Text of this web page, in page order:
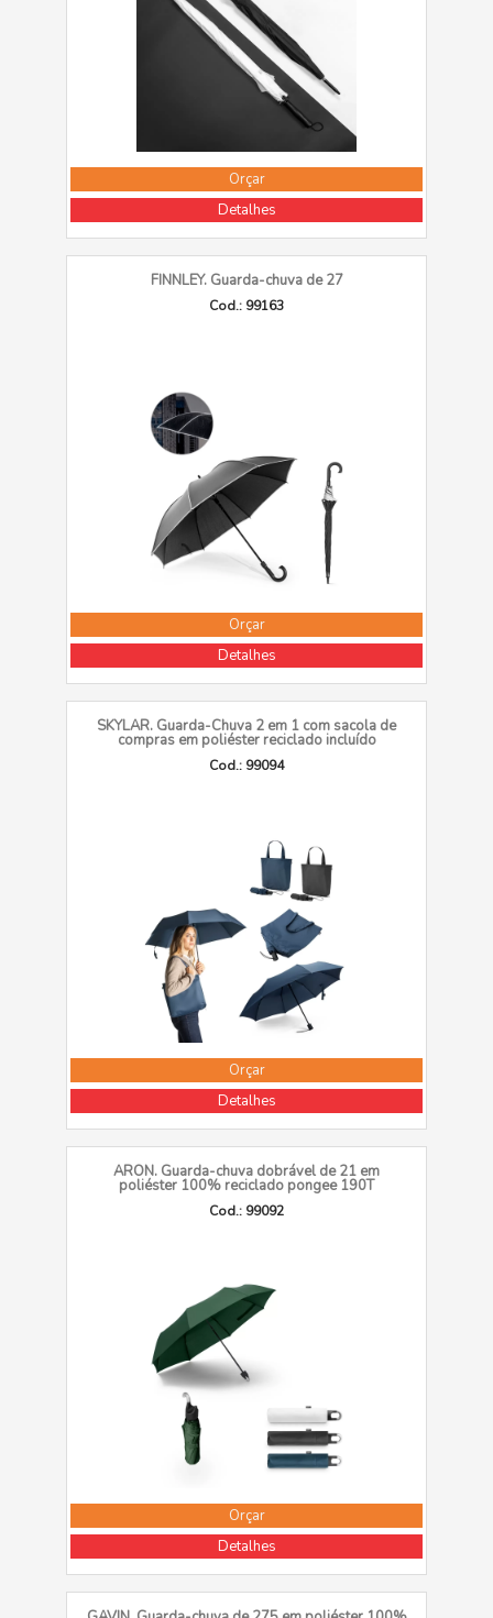
Orçar
Detalhes
FINNLEY. Guarda-chuva de 27
Cod.: 99163
Orçar
Detalhes
SKYLAR. Guarda-Chuva 2 em 1 com sacola de
compras em poliéster reciclado incluído
Cod.: 99094
Orçar
Detalhes
ARON. Guarda-chuva dobrável de 21 em
poliéster 100% reciclado pongee 190T
Cod.: 99092
Orçar
Detalhes